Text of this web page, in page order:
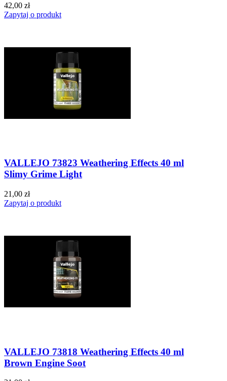
42,00 zł
Zapytaj o produkt
VALLEJO 73823 Weathering Effects 40 ml
Slimy Grime Light
21,00 zł
Zapytaj o produkt
VALLEJO 73818 Weathering Effects 40 ml
Brown Engine Soot